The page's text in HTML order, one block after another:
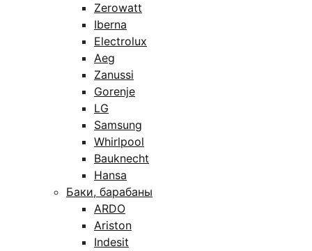
Zerowatt
Iberna
Electrolux
Aeg
Zanussi
Gorenje
LG
Samsung
Whirlpool
Bauknecht
Hansa
Баки, барабаны
ARDO
Ariston
Indesit